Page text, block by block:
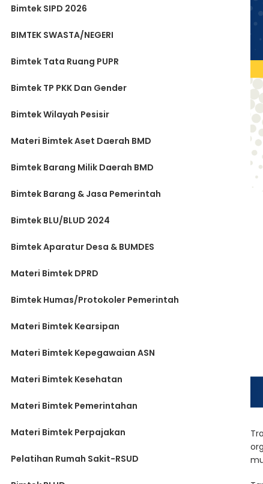
Bimtek SIPD 2026
BIMTEK SWASTA/NEGERI
Bimtek Tata Ruang PUPR
Bimtek TP PKK Dan Gender
Bimtek Wilayah Pesisir
Materi Bimtek Aset Daerah BMD
Bimtek Barang Milik Daerah BMD
Bimtek Barang & Jasa Pemerintah
Bimtek BLU/BLUD 2024
Bimtek Aparatur Desa & BUMDES
Materi Bimtek DPRD
Bimtek Humas/Protokoler Pemerintah
Materi Bimtek Kearsipan
Materi Bimtek Kepegawaian ASN
Materi Bimtek Kesehatan
Materi Bimtek Pemerintahan
Materi Bimtek Perpajakan
Pelatihan Rumah Sakit-RSUD